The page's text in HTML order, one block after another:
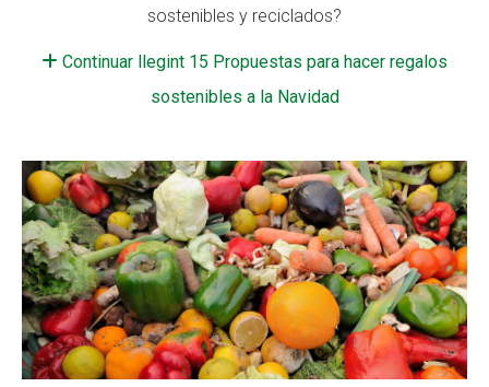
sostenibles y reciclados?
Continuar llegint 15 Propuestas para hacer regalos
sostenibles a la Navidad
Diari de la Fundació
Fundesplai als mitjans
COL·LABORA
Fes voluntariat
Fes un donatiu
Treballa amb nosaltres